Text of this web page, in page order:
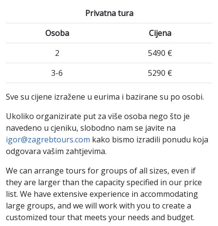
Privatna tura
Osoba
Cijena
2
5490 €
3-6
5290 €
Sve su cijene izražene u eurima i bazirane su po osobi.
Ukoliko organizirate put za više osoba nego što je
navedeno u cjeniku, slobodno nam se javite na
igor@zagrebtours.com kako bismo izradili ponudu koja
odgovara vašim zahtjevima.
We can arrange tours for groups of all sizes, even if
they are larger than the capacity specified in our price
list. We have extensive experience in accommodating
large groups, and we will work with you to create a
customized tour that meets your needs and budget.